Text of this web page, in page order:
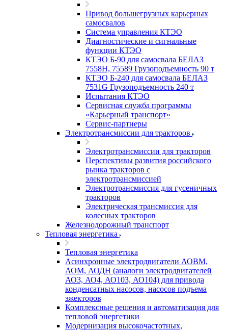
Привод большегрузных карьерных
самосвалов
Система управления КТЭО
Диагностические и сигнальные
функции КТЭО
КТЭО Б-90 для самосвала БЕЛАЗ
7558H, 75589 Грузоподъемность 90 т
КТЭО Б-240 для самосвала БЕЛАЗ
7531G Грузоподъемность 240 т
Испытания КТЭО
Сервисная служба программы
«Карьерный транспорт»
Сервис-партнеры
Электротрансмиссии для тракторов
Электротрансмиссии для тракторов
Перспективы развития российского
рынка тракторов с
электротрансмиссией
Электротрансмиссия для гусеничных
тракторов
Электрическая трансмиссия для
колесных тракторов
Железнодорожный транспорт
Тепловая энергетика
Тепловая энергетика
Асинхронные электродвигатели АОВМ,
АОМ, АОДН (аналоги электродвигателей
АО3, АО4, АО103, АО104) для привода
конденсатных насосов, насосов подъема
эжекторов
Комплексные решения и автоматизация для
тепловой энергетики
Модернизация высокочастотных,